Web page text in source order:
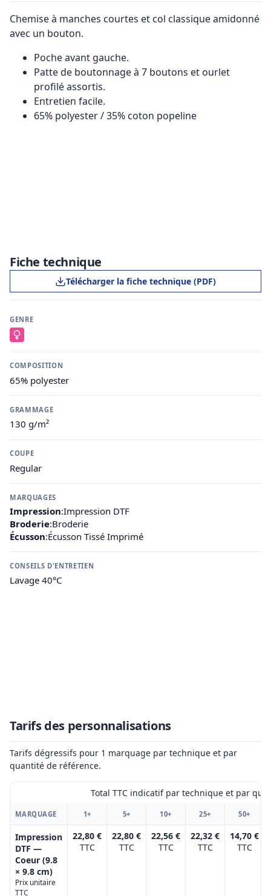
Chemise à manches courtes et col classique amidonné
avec un bouton.
Poche avant gauche.
Patte de boutonnage à 7 boutons et ourlet
profilé assortis.
Entretien facile.
65% polyester / 35% coton popeline
Fiche technique
Télécharger la fiche technique (PDF)
GENRE
COMPOSITION
65% polyester
GRAMMAGE
130 g/m²
COUPE
Regular
MARQUAGES
Impression:Impression DTF
Broderie:Broderie
Écusson:Écusson Tissé Imprimé
CONSEILS D'ENTRETIEN
Lavage 40°C
Tarifs des personnalisations
Tarifs dégressifs pour 1 marquage par technique et par
quantité de référence.
Total TTC indicatif par technique et par
MARQUAGE 1+ 5+ 10+ 25+ 50+
Impression
DTF —
Coeur (9.8
× 9.8 cm)
Prix unitaire
TTC
22,80 €
TTC
22,80 €
TTC
22,56 €
TTC
22,32 €
TTC
14,70 €
TTC